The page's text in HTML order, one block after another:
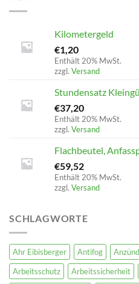
Kilometergeld
€1,20
Enthält 20% MwSt.
zzgl. Versand
Stundensatz
€37,20
Enthält 20% MwSt.
zzgl. Versand
Flachbeutel,
€59,52
Enthält 20% MwSt.
zzgl. Versand
SCHLAGWORTE
Ahr Eibisberger Antifog
Arbeitsschutz
Arbeitssicherheit